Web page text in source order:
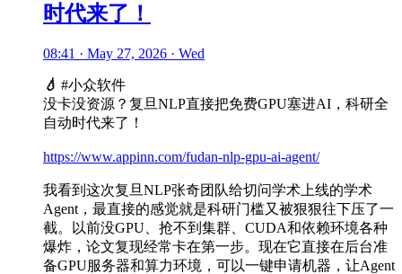
时代来了！
08:41 · May 27, 2026 · Wed
💧 #小众软件
没卡没资源？复旦NLP直接把免费GPU塞进AI，科研全
自动时代来了！
https://www.appinn.com/fudan-nlp-gpu-ai-agent/
我看到这次复旦NLP张奇团队给切问学术上线的学术
Agent，最直接的感觉就是科研门槛又被狠狠往下压了一
截。以前没GPU、抢不到集群、CUDA和依赖环境各种
爆炸，论文复现经常卡在第一步。现在它直接在后台准
备GPU服务器和算力环境，可以一键申请机器，让Agent